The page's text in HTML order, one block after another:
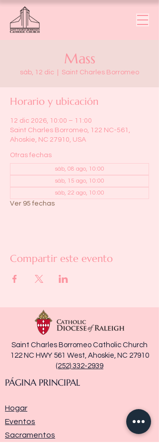
Mass
sáb, 12 dic Saint Charles Borromeo
Horario y ubicación
12 dic 2026, 10:00 – 11:00
Saint Charles Borromeo, 122 NC-561,
Ahoskie, NC 27910, USA
Otras fechas
sáb, 08 ago, 10:00
sáb, 15 ago, 10:00
sáb, 22 ago, 10:00
Ver 95 fechas
Compartir este evento
Saint Charles Borromeo Catholic Church
122 NC HWY 561 West, Ahoskie, NC 27910
(252) 332-2939
PÁGINA PRINCIPAL
Hogar
Eventos
Sacramentos